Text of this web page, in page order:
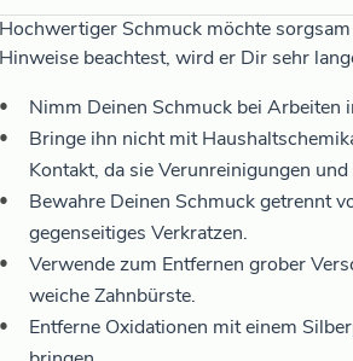
Hochwertiger Schmuck möchte
Hinweise beachtest, wird er Dir sehr
Nimm Deinen Schmuck bei Arbeiten
Bringe ihn nicht mit
Kontakt, da sie Verunreinigungen
Bewahre Deinen Schmuck getrennt
gegenseitiges Verkratzen.
Verwende zum Entfernen grober
weiche Zahnbürste.
Entferne Oxidationen mit einem